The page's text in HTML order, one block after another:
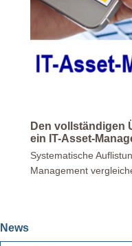
Den vollständigen
ein IT-Asset-
Systematische
Management
News